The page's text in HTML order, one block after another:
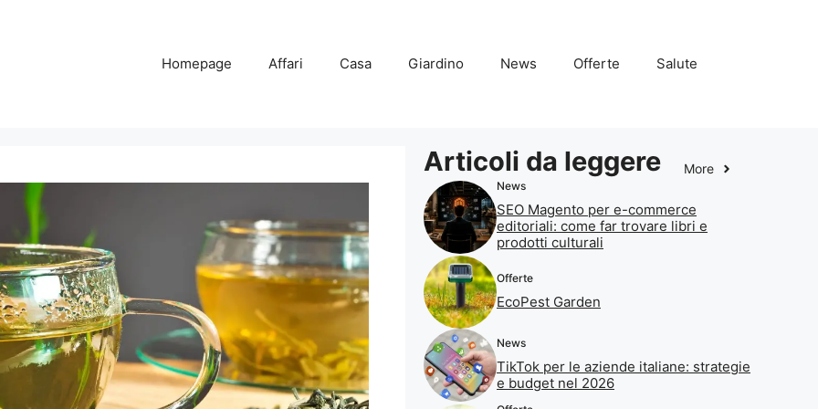
Homepage Affari Casa Giardino News Offerte Salute
Articoli da leggere More
News
SEO Magento per e-commerce
editoriali: come far trovare libri e
prodotti culturali
Offerte
EcoPest Garden
News
TikTok per le aziende italiane: strategie
e budget nel 2026